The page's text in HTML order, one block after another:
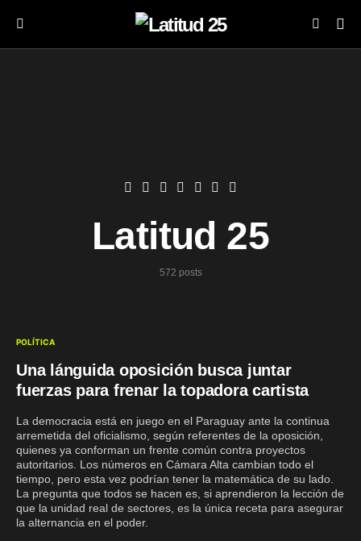
Latitud 25
572 posts
POLÍTICA
Una lánguida oposición busca juntar
fuerzas para frenar la topadora cartista
La democracia está en juego en el Paraguay ante la continua
arremetida del oficialismo, según referentes de la oposición,
quienes ya conforman un frente común contra proyectos
autoritarios. Los números en Cámara Alta cambian todo el
tiempo, pero esta vez podrían tener la matemática de su lado.
La pregunta que todos se hacen es, si aprendieron la lección de
que la unidad real de sectores, es la única receta para asegurar
la alternancia en el poder.